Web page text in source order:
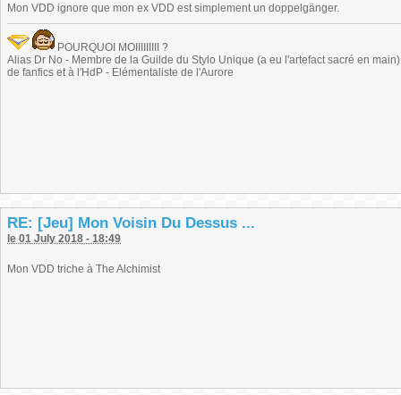
Mon VDD ignore que mon ex VDD est simplement un doppelgänger.
POURQUOI MOIIIIIIIII ?
Alias Dr No - Membre de la Guilde du Stylo Unique (a eu l'artefact sacré en
de fanfics et à l'HdP - Elémentaliste de l'Aurore
RE: [Jeu] Mon Voisin Du Dessus ...
le 01 July 2018 - 18:49
Mon VDD triche à The Alchimist